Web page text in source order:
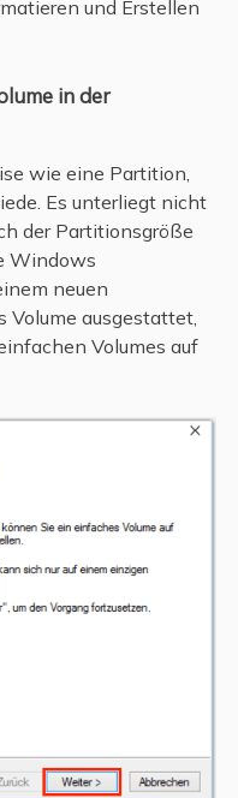
und Erstellen
in der
wie eine Partition,
Es unterliegt nicht
der Partitionsgröße
Windows
neuen
Volume ausgestattet,
Volumes auf